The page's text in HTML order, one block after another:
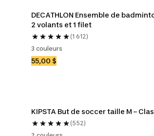
DECATHLON Ensemble de
2 volants et 1 filet
(1 612)
3 couleurs
55,00 $
KIPSTA But de soccer taille M –
(552)